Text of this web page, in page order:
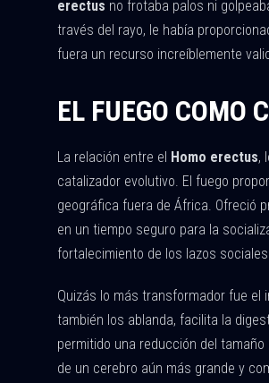
erectus no frotaba palos ni
través del rayo, le había
fuera un recurso increíblemente
EL FUEGO COMO
La relación entre el Homo erectus,
catalizador evolutivo. El fuego
geográfica fuera de África. Ofreció
en un tiempo seguro para la
fortalecimiento de los lazos
Quizás lo más transformador fue el
también los ablanda, facilita la
permitido una reducción del
de un cerebro aún más grande y